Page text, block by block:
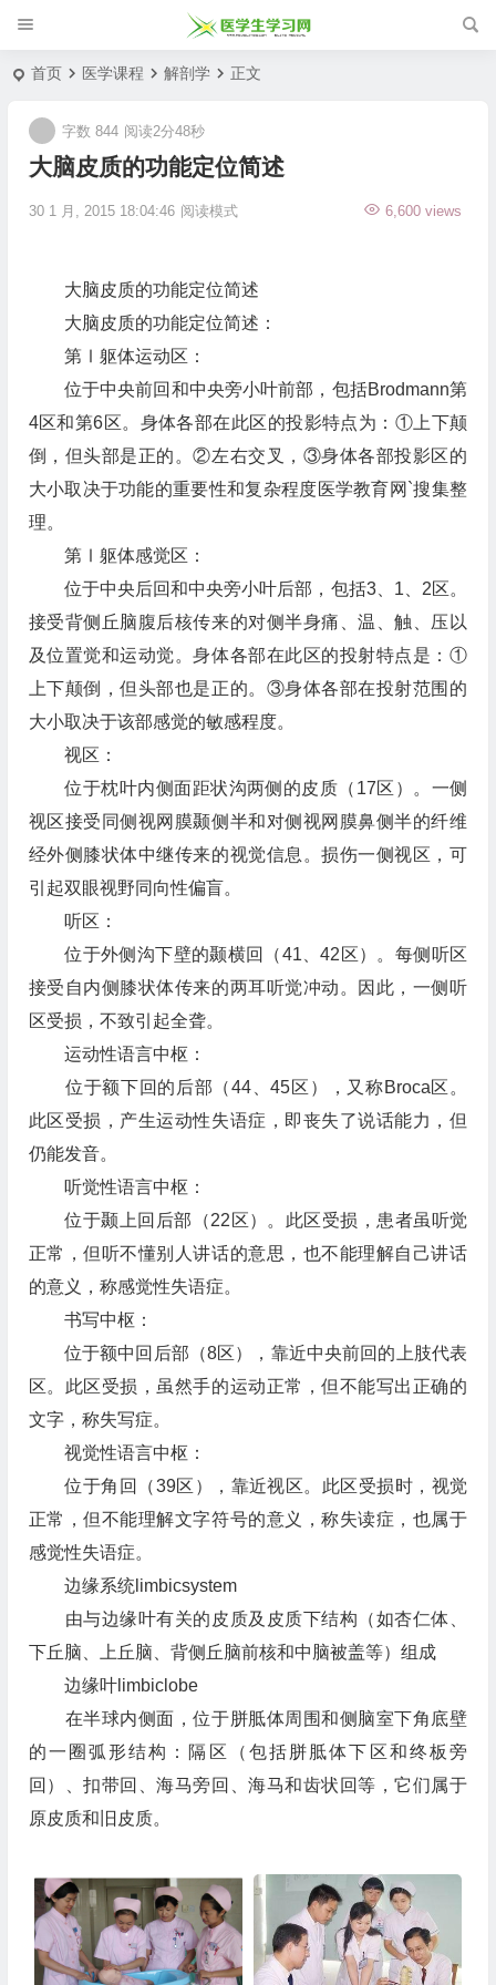
首页 医学课程 解剖学 正文
大脑皮质的功能定位简述
30 1 月, 2015 18:04:46 6,600 views
字数 844 阅读2分48秒
阅读模式
大脑皮质的功能定位简述
大脑皮质的功能定位简述：
第Ⅰ躯体运动区：
位于中央前回和中央旁小叶前部，包括Brodmann第
4区和第6区。身体各部在此区的投影特点为：①上下颠
倒，但头部是正的。②左右交叉，③身体各部投影区的
大小取决于功能的重要性和复杂程度医学教育网`搜集整
理。
第Ⅰ躯体感觉区：
位于中央后回和中央旁小叶后部，包括3、1、2区。
接受背侧丘脑腹后核传来的对侧半身痛、温、触、压以
及位置觉和运动觉。身体各部在此区的投射特点是：①
上下颠倒，但头部也是正的。③身体各部在投射范围的
大小取决于该部感觉的敏感程度。
视区：
位于枕叶内侧面距状沟两侧的皮质（17区）。一侧
视区接受同侧视网膜颞侧半和对侧视网膜鼻侧半的纤维
经外侧膝状体中继传来的视觉信息。损伤一侧视区，可
引起双眼视野同向性偏盲。
听区：
位于外侧沟下壁的颞横回（41、42区）。每侧听区
接受自内侧膝状体传来的两耳听觉冲动。因此，一侧听
区受损，不致引起全聋。
运动性语言中枢：
位于额下回的后部（44、45区），又称Broca区。
此区受损，产生运动性失语症，即丧失了说话能力，但
仍能发音。
听觉性语言中枢：
位于颞上回后部（22区）。此区受损，患者虽听觉
正常，但听不懂别人讲话的意思，也不能理解自己讲话
的意义，称感觉性失语症。
书写中枢：
位于额中回后部（8区），靠近中央前回的上肢代表
区。此区受损，虽然手的运动正常，但不能写出正确的
文字，称失写症。
视觉性语言中枢：
位于角回（39区），靠近视区。此区受损时，视觉
正常，但不能理解文字符号的意义，称失读症，也属于
感觉性失语症。
边缘系统limbicsystem
由与边缘叶有关的皮质及皮质下结构（如杏仁体、
下丘脑、上丘脑、背侧丘脑前核和中脑被盖等）组成
边缘叶limbiclobe
在半球内侧面，位于胼胝体周围和侧脑室下角底壁
的一圈弧形结构：隔区（包括胼胝体下区和终板旁
回）、扣带回、海马旁回、海马和齿状回等，它们属于
原皮质和旧皮质。